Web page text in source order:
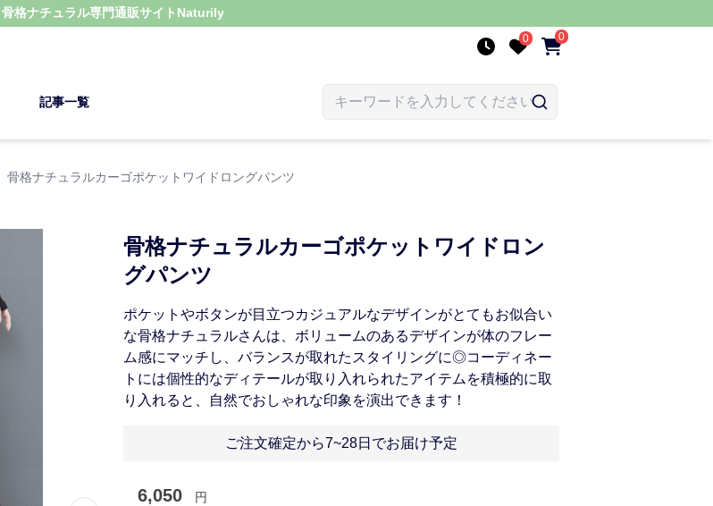
骨格ナチュラル専門通販サイト Naturily
0 0
記事一覧
骨格ナチュラルカーゴポケットワイドロングパンツ
骨格ナチュラルカーゴポケットワイドロン
グパンツ
ポケットやボタンが目立つカジュアルなデザインがとてもお似合い
な骨格ナチュラルさんは、ボリュームのあるデザインが体のフレー
ム感にマッチし、バランスが取れたスタイリングに◎コーディネー
トには個性的なディテールが取り入れられたアイテムを積極的に取
り入れると、自然でおしゃれな印象を演出できます！
ご注文確定から7~28日でお届け予定
6,050 円